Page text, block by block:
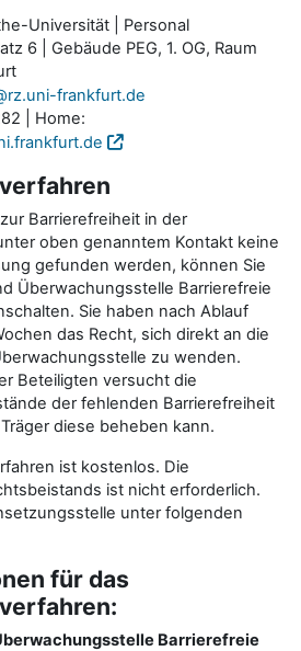
Universität | Personal
6 | Gebäude PEG, 1. OG, Raum
frankfurt.de
| Home:
Barrierefreiheit in der
oben genanntem Kontakt keine
gefunden werden, können Sie
Überwachungsstelle Barrierefreie
Sie haben nach Ablauf
das Recht, sich direkt an die
zu wenden.
Beteiligten versucht die
der fehlenden Barrierefreiheit
diese beheben kann.
ist kostenlos. Die
ist nicht erforderlich.
unter folgenden
für das
Barrierefreie